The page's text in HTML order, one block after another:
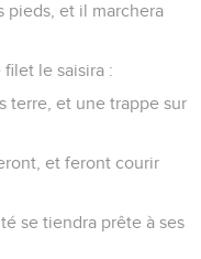
pieds, et il marchera
le saisira :
terre, et une trappe sur
et feront courir
se tiendra prête à ses